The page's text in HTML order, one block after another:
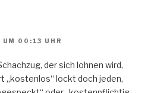
00:13 UHR
der sich lohnen wird,
„kostenlos“ lockt doch jeden,